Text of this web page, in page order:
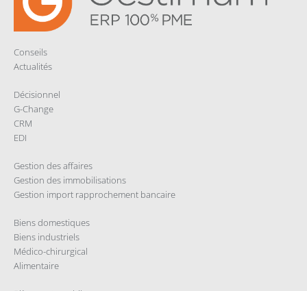
Conseils
Actualités
Décisionnel
G-Change
CRM
EDI
Gestion des affaires
Gestion des immobilisations
Gestion import rapprochement bancaire
Biens domestiques
Biens industriels
Médico-chirurgical
Alimentaire